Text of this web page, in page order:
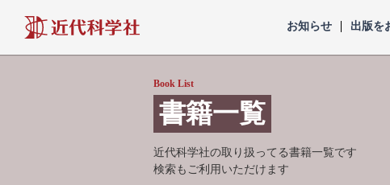
近代科学社
お知らせ 出版を
Book List
書籍一覧
近代科学社の取り扱ってる書籍一覧です
検索もご利用いただけます